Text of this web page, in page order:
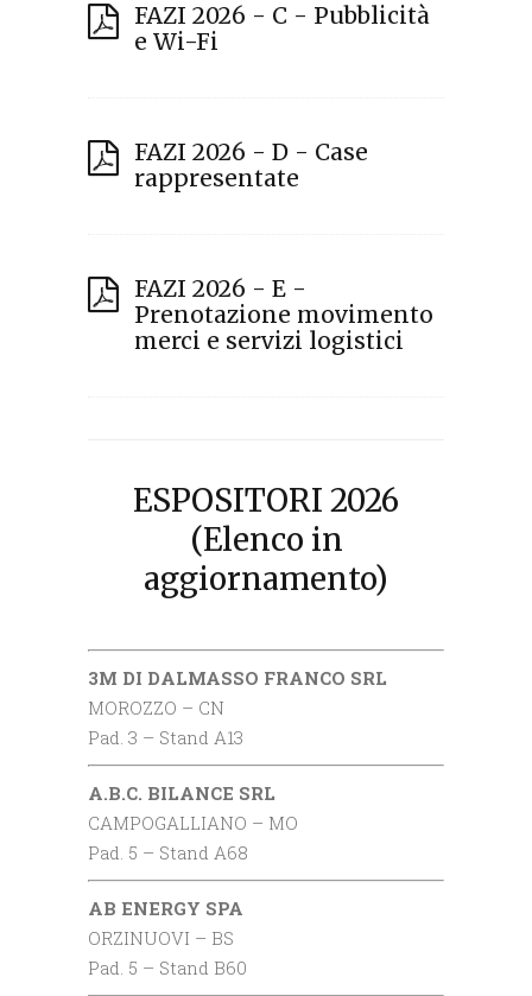
FAZI 2026 - C - Pubblicità
e Wi-Fi
FAZI 2026 - D - Case
rappresentate
FAZI 2026 - E -
Prenotazione movimento
merci e servizi logistici
ESPOSITORI 2026
(Elenco in
aggiornamento)
3M DI DALMASSO FRANCO SRL
MOROZZO – CN
Pad. 3 – Stand A13
A.B.C. BILANCE SRL
CAMPOGALLIANO – MO
Pad. 5 – Stand A68
AB ENERGY SPA
ORZINUOVI – BS
Pad. 5 – Stand B60